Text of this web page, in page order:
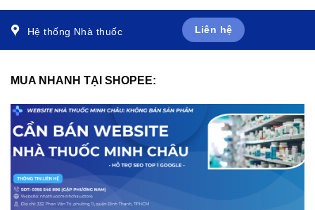
Hệ thống Nhà thuốc Liên hệ
MUA NHANH TẠI SHOPEE: